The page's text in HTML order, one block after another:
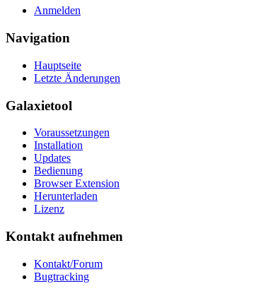
Anmelden
Navigation
Hauptseite
Letzte Änderungen
Galaxietool
Voraussetzungen
Installation
Updates
Bedienung
Browser Extension
Herunterladen
Lizenz
Kontakt aufnehmen
Kontakt/Forum
Bugtracking